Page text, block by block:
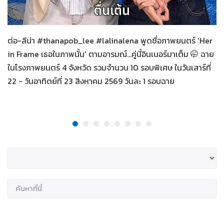
08-08-2569
Her in Frame เธอในภาพนั้น
ต่อ-ลีน่า #thanapob_lee #lalinalena พูดชื่อภาพยนตร์ 'Her
in Frame เธอในภาพนั้น' ตามอารมณ์...คู่นี้อินเนอร์มาเต็ม 🤭 ฉาย
ในโรงภาพยนตร์ 4 จังหวัด รวมจำนวน 10 รอบพิเศษ ในวันเสาร์ที่
22 - วันอาทิตย์ที่ 23 สิงหาคม 2569 วันละ 1 รอบฉาย